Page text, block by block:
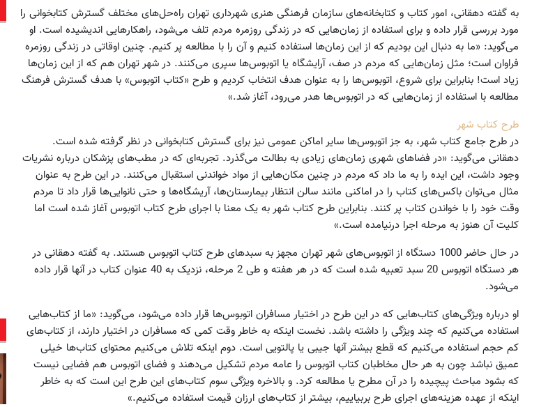
به گفته دهقانی، امور کتاب و کتابخانه‌های سازمان فرهنگی هنری شهرداری تهران راه‌حل‌های مختلف گسترش کتابخوانی را
مورد بررسی قرار داده و برای استفاده از زمان‌هایی که در زندگی روزمره مردم تلف می‌شود، راهکارهایی اندیشیده است. او
می‌گوید: «ما به دنبال این بودیم که از این زمان‌ها استفاده کنیم و آن را با مطالعه پر کنیم. چنین اوقاتی در زندگی روزمره
فراوان است؛ مثل زمان‌هایی که مردم در صف، آرایشگاه یا اتوبوس‌ها سپری می‌کنند. در شهر تهران هم که از این زمان‌ها
زیاد است! بنابراین برای شروع، اتوبوس‌ها را به عنوان هدف انتخاب کردیم و طرح «کتاب اتوبوس» با هدف گسترش فرهنگ
مطالعه با استفاده از زمان‌هایی که در اتوبوس‌ها هدر می‌رود، آغاز شد.»
طرح کتاب شهر
در طرح جامع کتاب شهر، به جز اتوبوس‌ها سایر اماکن عمومی نیز برای گسترش کتابخوانی در نظر گرفته شده است.
دهقانی می‌گوید: «در فضاهای شهری زمان‌های زیادی به بطالت می‌گذرد. تجربه‌ای که در مطب‌های پزشکان درباره نشریات
وجود داشت، این ایده را به ما داد که مردم در چنین مکان‌هایی از مواد خواندنی استقبال می‌کنند. در این طرح به عنوان
مثال می‌توان باکس‌های کتاب را در اماکنی مانند سالن انتظار بیمارستان‌ها، آریشگاه‌ها و حتی نانوایی‌ها قرار داد تا مردم
وقت خود را با خواندن کتاب پر کنند. بنابراین طرح کتاب شهر به یک معنا با اجرای طرح کتاب اتوبوس آغاز شده است اما
کلیت آن هنوز به مرحله اجرا درنیامده است.»
در حال حاضر 1000 دستگاه از اتوبوس‌های شهر تهران مجهز به سبدهای طرح کتاب اتوبوس هستند. به گفته دهقانی در
هر دستگاه اتوبوس 20 سبد تعبیه شده است که در هر هفته و طی 2 مرحله، نزدیک به 40 عنوان کتاب در آنها قرار داده
می‌شود.
او درباره ویژگی‌های کتاب‌هایی که در این طرح در اختیار مسافران اتوبوس‌ها قرار داده می‌شود، می‌گوید: «ما از کتاب‌هایی
استفاده می‌کنیم که چند ویژگی را داشته باشد. نخست اینکه به خاطر وقت کمی که مسافران در اختیار دارند، از کتاب‌های
کم حجم استفاده می‌کنیم که قطع بیشتر آنها جیبی یا پالتویی است. دوم اینکه تلاش می‌کنیم محتوای کتاب‌ها خیلی
عمیق نباشد چون به هر حال مخاطبان کتاب اتوبوس را عامه مردم تشکیل می‌دهند و فضای اتوبوس هم فضایی نیست
که بشود مباحث پیچیده را در آن مطرح یا مطالعه کرد. و بالاخره ویژگی سوم کتاب‌های این طرح این است که به خاطر
اینکه از عهده هزینه‌های اجرای طرح بربیاییم، بیشتر از کتاب‌های ارزان قیمت استفاده می‌کنیم.»